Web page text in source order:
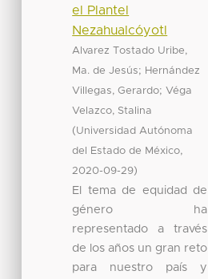
el Plantel
Nezahualcóyotl
Alvarez Tostado Uribe,
Ma. de Jesús; Hernández
Villegas, Gerardo;Véga
Velazco, Stalina
(Universidad Autónoma
del Estado de México,
2020-09-29)
El tema de equidad de
género ha
representado a través
de los años un gran reto
para nuestro país y